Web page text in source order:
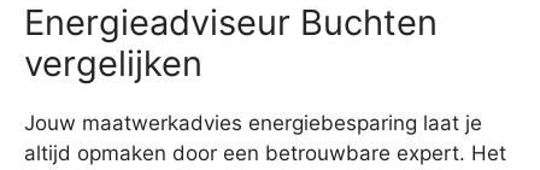
Energieadviseur Buchten
vergelijken
Jouw maatwerkadvies energiebesparing laat je
altijd opmaken door een betrouwbare expert. Het